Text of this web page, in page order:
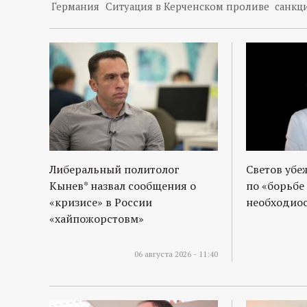
р
т
а
л
Германия Ситуация в Керченском проливе
Либеральный политолог
Кынев* назвал сообщения о
«кризисе» в России
«хайпожорстовм»
06 августа 2026 - 11:40
Светов
по